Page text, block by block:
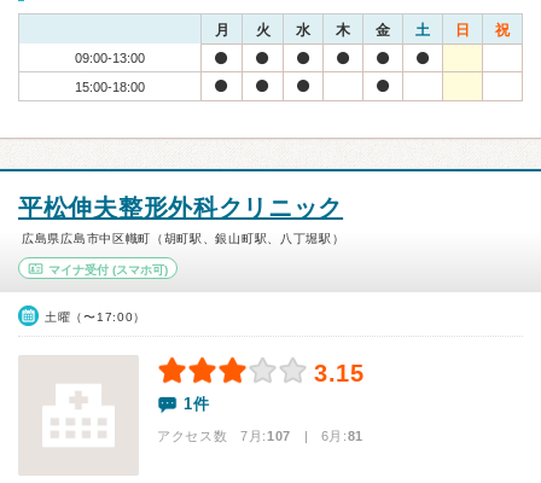
月 火 水 木 金 土 日 祝
09:00-13:00
15:00-18:00
平松伸夫整形外科クリニック
広島県広島市中区幟町（胡町駅、銀山町駅、八丁堀駅）
マイナ受付 (スマホ可)
土曜（〜17:00）
3.15
1件
アクセス数 7月:107 | 6月:81